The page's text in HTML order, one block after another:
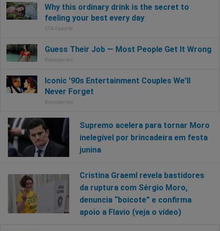
Supremo acelera para tornar Moro
inelegível por brincadeira em festa
junina
Cristina Graeml revela bastidores
da ruptura com Sérgio Moro,
denuncia “boicote” e confirma
apoio a Flavio (veja o vídeo)